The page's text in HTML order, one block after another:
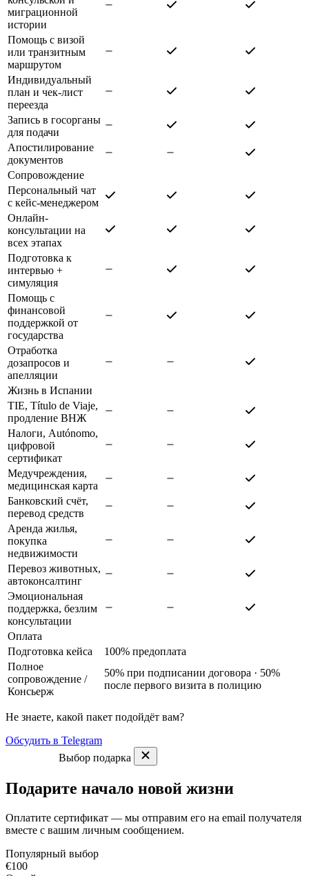
миграционной
истории
Помощь с визой
или транзитным
маршрутом
Индивидуальный
план и чек-лист
переезда
Запись в госорганы
для подачи
Апостилирование
документов
Сопровождение
Персональный чат
с кейс-менеджером
Онлайн-
консультации на
всех этапах
Подготовка к
интервью +
симуляция
Помощь с
финансовой
поддержкой от
государства
Отработка
дозапросов и
апелляции
Жизнь в Испании
TIE, Título de Viaje,
продление ВНЖ
Налоги, Autónomo,
цифровой
сертификат
Медучреждения,
медицинская карта
Банковский счёт,
перевод средств
Аренда жилья,
покупка
недвижимости
Перевоз животных,
автоконсалтинг
Эмоциональная
поддержка, безлим
консультации
Оплата
Подготовка кейса
100% предоплата
Полное
сопровождение /
Консьерж
50% при подписании договора · 50%
после первого визита в полицию
Не знаете, какой пакет подойдёт вам?
Обсудить в Telegram
Выбор подарка
Подарите начало новой жизни
Оплатите сертификат — мы отправим его на email получателя
вместе с вашим личным сообщением.
Популярный выбор
€100